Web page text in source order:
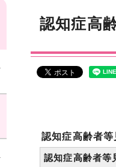
認知症高
認知症高齢者
認知症高齢者等